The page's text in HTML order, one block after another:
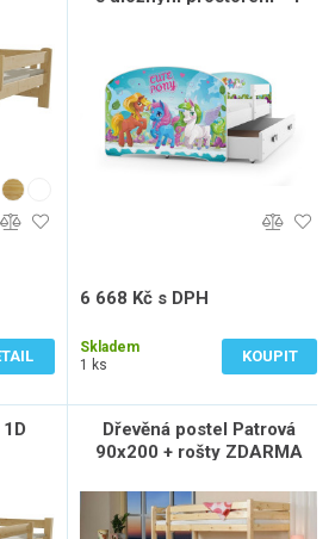
6 668 Kč s DPH
Skladem
1 ks
KOUPIT
Dřevěná postel Patrová
90x200 + rošty ZDARMA